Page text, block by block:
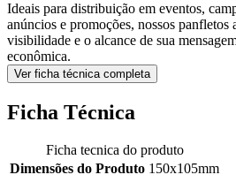
Ideais para distribuição em eventos,
anúncios e promoções, nossos panfletos
visibilidade e o alcance de sua
econômica.
Ver ficha técnica completa
Ficha Técnica
Ficha tecnica do produto
Dimensões do Produto 150x105mm